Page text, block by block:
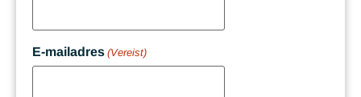
E-mailadres (Vereist)